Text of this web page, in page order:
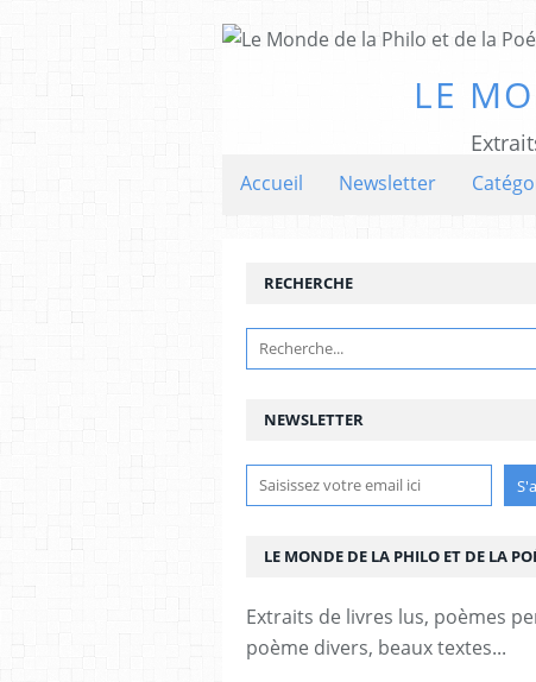
LE
Accueil Newsletter
NEWSLETTER
RECHERCHE
LE MONDE DE LA PHILO ET DE LA
Extraits de livres lus, poèmes
poème divers, beaux textes...